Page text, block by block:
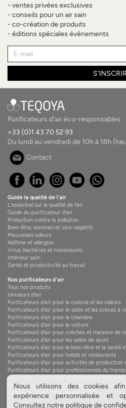
Nous utilisons des cookies
expérience personnalisée et
Consultez notre politique de
- ventes privées exclusives
- conseils pour un air sain
- co-création de produits
- éditions spéciales évènements
Purificateurs d'air éco-responsables
+33 (0)1 43 70 52 93
Du lundi au vendredi de 10h à 18h
Contact
Guide la qualité de l'air
L'essentiel sur la qualité de l'air
Guide du purificateur d'air
Protection contre la pollution
Bien-être, sommeil et ions négatifs
Mauvaises odeurs
Asthme et allergies
Virus, bactéries et moisissures
Intérieur sain
Santé et productivité au travail
Nos purificateurs d'air
Tous nos produits
Ioniseurs d'air
Purificateurs d'air pour la cuisine et les odeurs
Purificateurs d'air pour le salon et les pièces à
Purificateurs d'air pour la chambre
Purificateurs d'air pour la voiture
Purificateurs d'air pour crèches et maisons de
Purificateurs d'air pour les salles de sport
Purificateurs d'air pour le bien-être et la santé
Purificateurs d'air pour hotels et restaurants
Purificateurs d'air pour activités de production
Purificateurs d'air pour professionnels du
Purificateurs d'air pour vétérinaires et
Purificateurs d'air pour cabinets médicaux et
Filtres à air pour VMC de bâtiment